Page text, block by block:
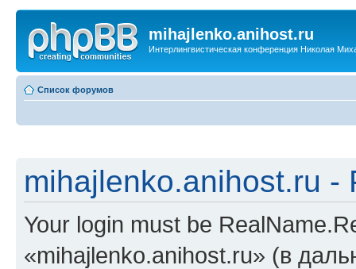
mihajlenko.anihost.ru
Интерлингвистическая конференция Николая
Список форумов
mihajlenko.anihost.ru -
Your login must be
«mihajlenko.anihost.ru» (в